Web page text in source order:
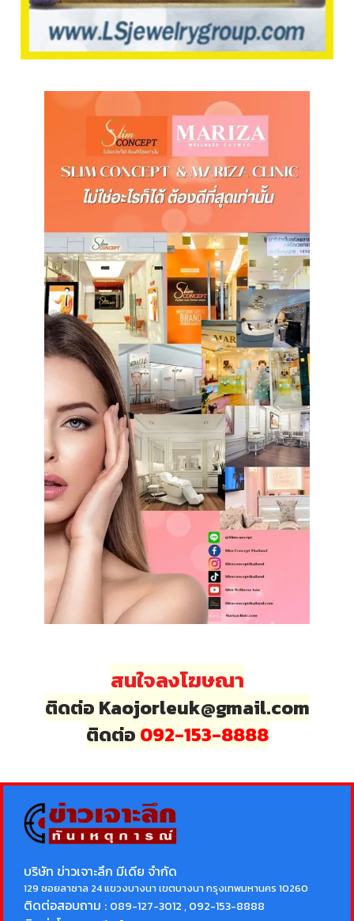
สนใจลงโฆษณา
ติดต่อ Kaojorleuk@gmail.com
ติดต่อ 092-153-8888
บริษัท ข่าวเจาะลึก มีเดีย จำกัด
129 ซอยลาซาล 24 แขวงบางนา เขตบางนา กรุงเทพมหานคร 10260
ติดต่อสอบถาม : 089-127-3012 , 092-153-8888